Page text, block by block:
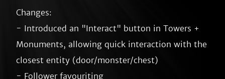
Changes:
- Introduced an "Interact" button in Towers +
Monuments, allowing quick interaction with the
closest entity (door/monster/chest)
- Follower favouriting